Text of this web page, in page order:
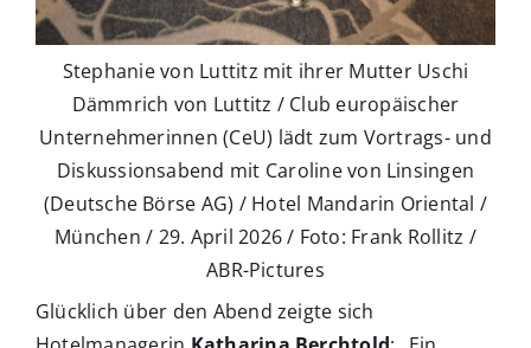
Stephanie von Luttitz mit ihrer Mutter Uschi
Dämmrich von Luttitz / Club europäischer
Unternehmerinnen (CeU) lädt zum Vortrags- und
Diskussionsabend mit Caroline von Linsingen
(Deutsche Börse AG) / Hotel Mandarin Oriental /
München / 29. April 2026 / Foto: Frank Rollitz /
ABR-Pictures
Glücklich über den Abend zeigte sich